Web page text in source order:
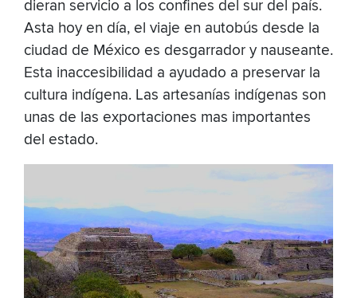
dieran servicio a los confines del sur del país.
Asta hoy en día, el viaje en autobús desde la
ciudad de México es desgarrador y nauseante.
Esta inaccesibilidad a ayudado a preservar la
cultura indígena. Las artesanías indígenas son
unas de las exportaciones mas importantes
del estado.